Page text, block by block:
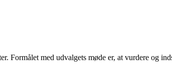
Formålet med udvalgets møde er, at vurdere og